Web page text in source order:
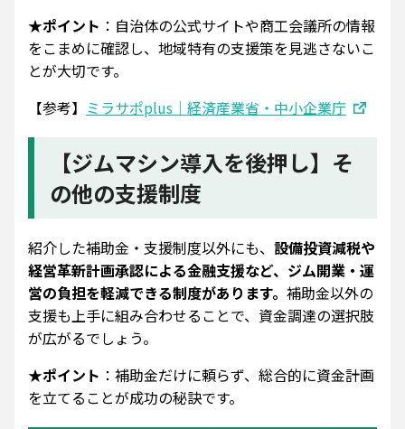
★ポイント ：自治体の公式サイトや商工会議所の情報
をこまめに確認し、地域特有の支援策を見逃さないこ
とが大切です。
【参考】 ミラサポplus｜経済産業省・中小企業庁
【ジムマシン導入を後押し】そ
の他の支援制度
紹介した補助金・支援制度以外にも、 設備投資減税や
経営革新計画承認による金融支援など、ジム開業・運
営の負担を軽減できる制度があります。 補助金以外の
支援も上手に組み合わせることで、資金調達の選択肢
が広がるでしょう。
★ポイント ：補助金だけに頼らず、総合的に資金計画
を立てることが成功の秘訣です。